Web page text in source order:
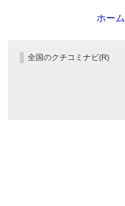
ホーム
全国のクチコミナビ(R)